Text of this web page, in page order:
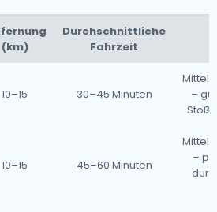
(km)
Durchschnittliche
Fahrzeit
10–15 30–45 Minuten
–
10–15 45–60 Minuten
–